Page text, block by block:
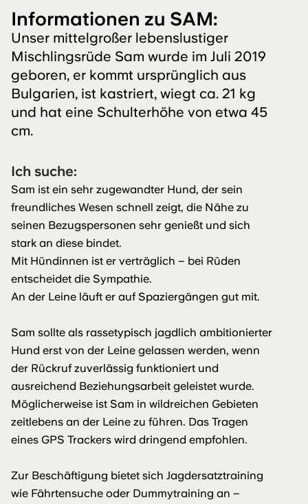
Informationen zu SAM:
Unser mittelgroßer lebenslustiger
Mischlingsrüde Sam wurde im Juli 2019
geboren, er kommt ursprünglich aus
Bulgarien, ist kastriert, wiegt ca. 21 kg
und hat eine Schulterhöhe von etwa 45
cm.
Ich suche:
Sam ist ein sehr zugewandter Hund, der sein
freundliches Wesen schnell zeigt, die Nähe zu
seinen Bezugspersonen sehr genießt und sich
stark an diese bindet.
Mit Hündinnen ist er verträglich – bei Rüden
entscheidet die Sympathie.
An der Leine läuft er auf Spaziergängen gut mit.
Sam sollte als rassetypisch jagdlich ambitionierter
Hund erst von der Leine gelassen werden, wenn
der Rückruf zuverlässig funktioniert und
ausreichend Beziehungsarbeit geleistet wurde.
Möglicherweise ist Sam in wildreichen Gebieten
zeitlebens an der Leine zu führen. Das Tragen
eines GPS Trackers wird dringend empfohlen.
Zur Beschäftigung bietet sich Jagdersatztraining
wie Fährtensuche oder Dummytraining an –